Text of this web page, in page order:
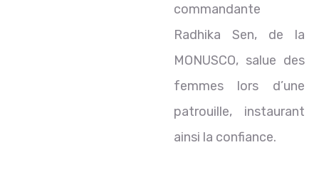
commandante
Radhika Sen, de la
MONUSCO, salue des
femmes lors d’une
patrouille, instaurant
ainsi la confiance.